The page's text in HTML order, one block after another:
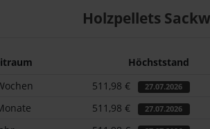
Holzpellets
Höchststand
511,98 € 27.07.2026
511,98 € 27.07.2026